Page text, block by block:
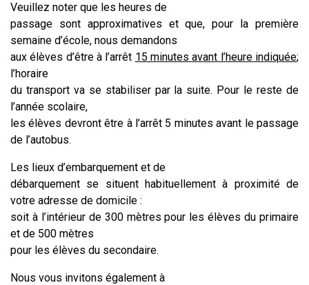
Veuillez noter que les heures de
passage sont approximatives et que, pour la première
semaine d’école, nous demandons
aux élèves d’être à l’arrêt 15 minutes avant l’heure indiquée;
l’horaire
du transport va se stabiliser par la suite. Pour le reste de
l’année scolaire,
les élèves devront être à l’arrêt 5 minutes avant le passage
de l’autobus.
Les lieux d’embarquement et de
débarquement se situent habituellement à proximité de
votre adresse de domicile :
soit à l’intérieur de 300 mètres pour les élèves du primaire
et de 500 mètres
pour les élèves du secondaire.
Nous vous invitons également à